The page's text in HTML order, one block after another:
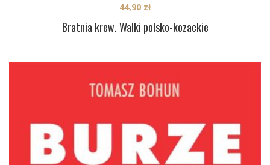
Bratnia krew. Walki polsko-kozackie
44,90 zł